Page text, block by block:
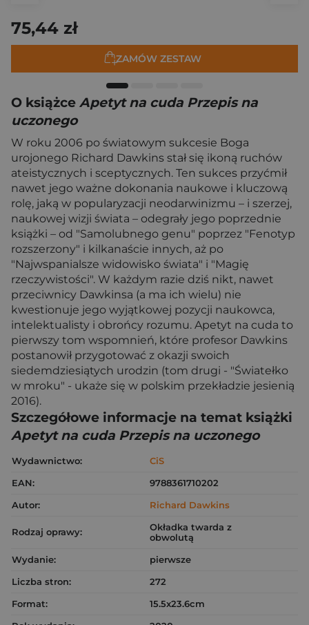
75,44 zł
ZAMÓW ZESTAW
O książce Apetyt na cuda Przepis na
uczonego
W roku 2006 po światowym sukcesie Boga
urojonego Richard Dawkins stał się ikoną ruchów
ateistycznych i sceptycznych. Ten sukces przyćmił
nawet jego ważne dokonania naukowe i kluczową
rolę, jaką w popularyzacji neodarwinizmu – i szerzej,
naukowej wizji świata – odegrały jego poprzednie
książki – od "Samolubnego genu" poprzez "Fenotyp
rozszerzony" i kilkanaście innych, aż po
"Najwspanialsze widowisko świata" i "Magię
rzeczywistości". W każdym razie dziś nikt, nawet
przeciwnicy Dawkinsa (a ma ich wielu) nie
kwestionuje jego wyjątkowej pozycji naukowca,
intelektualisty i obrońcy rozumu. Apetyt na cuda to
pierwszy tom wspomnień, które profesor Dawkins
postanowił przygotować z okazji swoich
siedemdziesiątych urodzin (tom drugi - "Światełko
w mroku" - ukaże się w polskim przekładzie jesienią
2016).
Szczegółowe informacje na temat książki
Apetyt na cuda Przepis na uczonego
Wydawnictwo:
CiS
EAN:
9788361710202
Autor:
Richard Dawkins
Rodzaj oprawy:
Okładka twarda z
obwolutą
Wydanie:
pierwsze
Liczba stron:
272
Format:
15.5x23.6cm